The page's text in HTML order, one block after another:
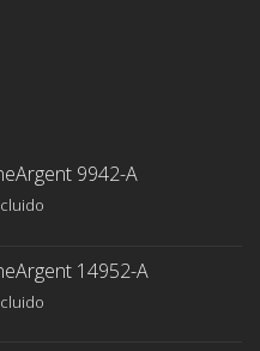
9942-A
14952-A